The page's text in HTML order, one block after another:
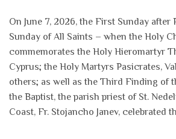
On June 7, 2026, the First Sunday after
Sunday of All Saints – when the Holy
commemorates the Holy Hieromartyr
Cyprus; the Holy Martyrs Pasicrates,
others; as well as the Third Finding of
the Baptist, the parish priest of St.
Coast, Fr. Stojancho Janev, celebrated